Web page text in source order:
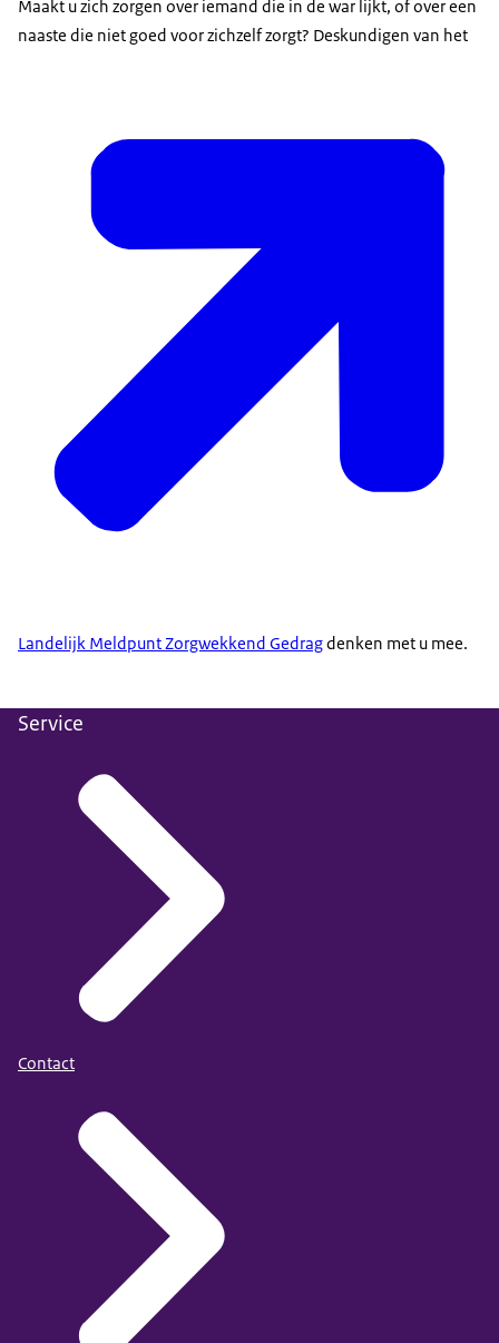
Maakt u zich zorgen over iemand die in de war lijkt, of over een
naaste die niet goed voor zichzelf zorgt? Deskundigen van het
Landelijk Meldpunt Zorgwekkend Gedragdenken met u mee.
Service
Contact